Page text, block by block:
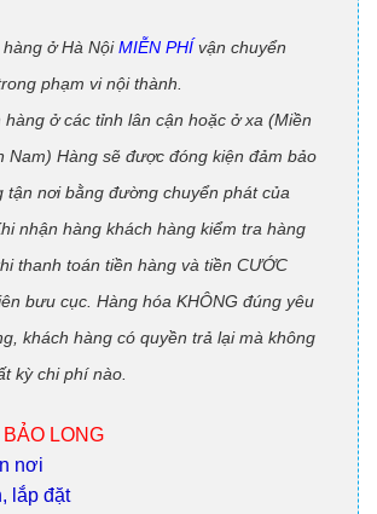
ở Hà NộiMIỄN PHÍ vận chuyển
phạm vi nội thành.
hàng ở các tỉnh lân cận hoặc ở xa (Miền
Nam) Hàng sẽ được đóng kiện đảm bảo
tận nơi bằng đường chuyển phát của
nhận hàng khách hàng kiểm tra hàng
thanh toán tiền hàng và tiền CƯỚC
bưu cục. Hàng hóa KHÔNG đúng yêu
khách hàng có quyền trả lại mà không
kỳ chi phí nào.
BẢO LONG
nơi
lắp đặt